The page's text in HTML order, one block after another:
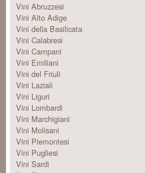
Vini Abruzzesi
Vini Alto Adige
Vini della Basilicata
Vini Calabresi
Vini Campani
Vini Emiliani
Vini del Friuli
Vini Laziali
Vini Liguri
Vini Lombardi
Vini Marchigiani
Vini Molisani
Vini Piemontesi
Vini Pugliesi
Vini Sardi